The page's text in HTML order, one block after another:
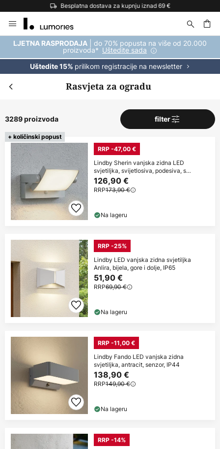
Besplatna dostava za kupnju iznad 69 €
to
Content
LJETNA RASPRODAJA | do 70% popusta na više od 20.000
proizvoda* Uštedite sada
Uštedite 15% prilikom registracije na newsletter
Rasvjeta za ogradu
3289 proizvoda filter
+ količinski popust
RRP -47,00 €
Lindby Sherin vanjska zidna LED
svjetiljka, svijetlosiva, podesiva, s
senzorom
126,90 €
RRP173,90 €
Na lageru
RRP -25%
Lindby LED vanjska zidna svjetiljka
Anlira, bijela, gore i dolje, IP65
51,90 €
RRP69,90 €
Na lageru
RRP -11,00 €
Lindby Fando LED vanjska zidna
svjetiljka, antracit, senzor, IP44
138,90 €
RRP149,90 €
Na lageru
RRP -14%